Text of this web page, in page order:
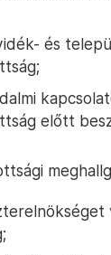
és
előtt